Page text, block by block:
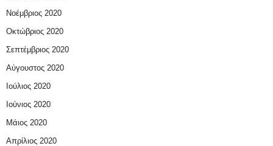
Νοέμβριος 2020
Οκτώβριος 2020
Σεπτέμβριος 2020
Αύγουστος 2020
Ιούλιος 2020
Ιούνιος 2020
Μάιος 2020
Απρίλιος 2020